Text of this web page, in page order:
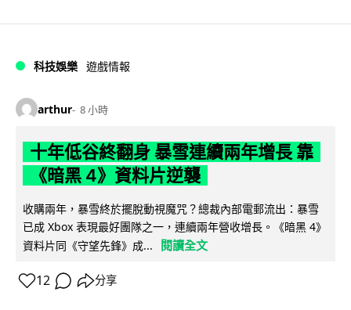
科技娛樂 遊戲情報
arthur 8 小時
十年低谷終翻身 暴雪連續兩年增長 靠
《暗黑 4》資料片逆襲
收購兩年，暴雪終於擺脫動視魔咒？總裁內部電郵流出：暴雪
已成 Xbox 表現最好團隊之一，連續兩年營收增長。《暗黑 4》
資料片同《守望先鋒》成...
閱讀全文
12 分享